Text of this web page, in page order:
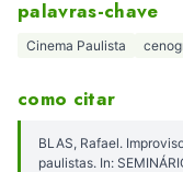
palavras-chave
Cinema Paulista
como citar
BLAS, Rafael.
paulistas. In: